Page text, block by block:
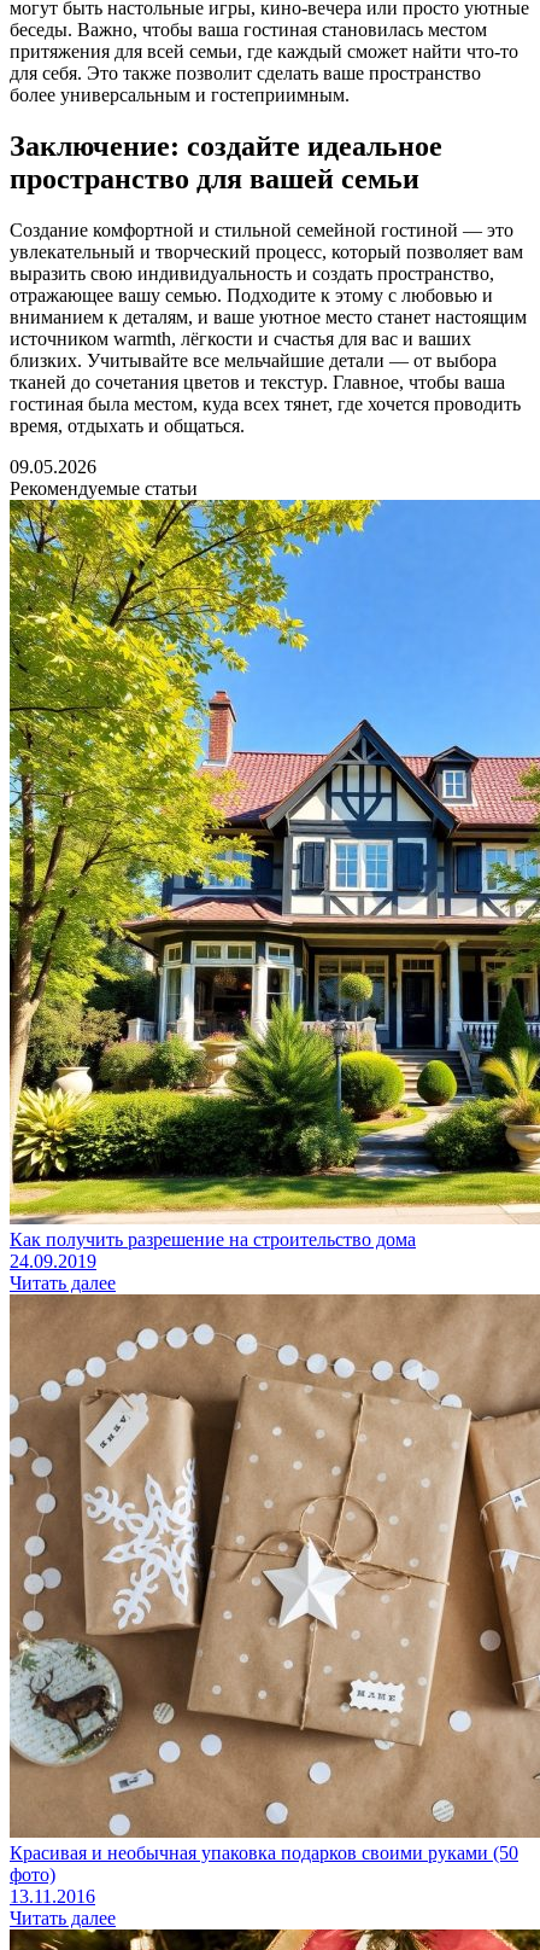
могут быть настольные игры, кино-вечера или просто уютные
беседы. Важно, чтобы ваша гостиная становилась местом
притяжения для всей семьи, где каждый сможет найти что-то
для себя. Это также позволит сделать ваше пространство
более универсальным и гостеприимным.
Заключение: создайте идеальное
пространство для вашей семьи
Создание комфортной и стильной семейной гостиной — это
увлекательный и творческий процесс, который позволяет вам
выразить свою индивидуальность и создать пространство,
отражающее вашу семью. Подходите к этому с любовью и
вниманием к деталям, и ваше уютное место станет настоящим
источником warmth, лёгкости и счастья для вас и ваших
близких. Учитывайте все мельчайшие детали — от выбора
тканей до сочетания цветов и текстур. Главное, чтобы ваша
гостиная была местом, куда всех тянет, где хочется проводить
время, отдыхать и общаться.
09.05.2026
Рекомендуемые статьи
Как получить разрешение на строительство дома
24.09.2019
Читать далее
Красивая и необычная упаковка подарков своими руками (50
фото)
13.11.2016
Читать далее